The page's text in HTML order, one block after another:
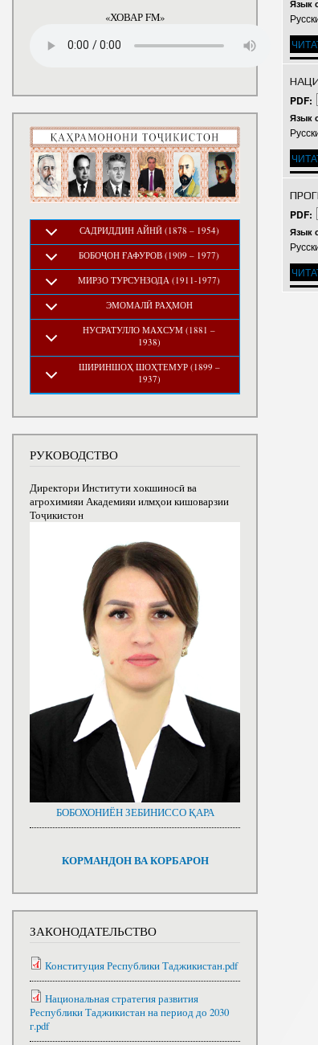
Язык
PDF:
Язык
PDF:
Язык
«ХОВАР FM»
САДРИДДИН АЙНӢ (1878 – 1954)
БОБОҶОН ҒАФУРОВ (1909 – 1977)
МИРЗО ТУРСУНЗОДА (1911-1977)
ЭМОМАЛӢ РАҲМОН
НУСРАТУЛЛО МАХСУМ (1881 –
1938)
ШИРИНШОҲ ШОҲТЕМУР (1899 –
1937)
РУКОВОДСТВО
Директори Институти хокшиносӣ ва
агрохимияи Академияи илмҳои кишоварзии
Тоҷикистон
БОБОХОНИЁН ЗЕБИНИССО ҚАРА
КОРМАНДОН ВА КОРБАРОН
ЗАКОНОДАТЕЛЬСТВО
Конституция Республики Таджикистан.pdf
Национальная стратегия развития
Республики Таджикистан на период до 2030
г.pdf